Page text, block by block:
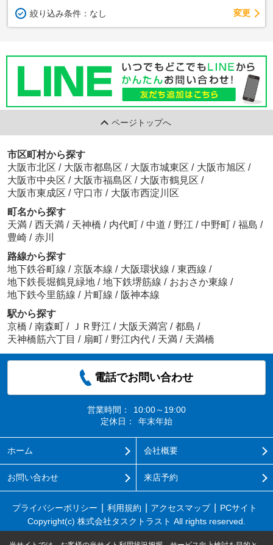
絞り込み条件： なし 変更
ページトップへ
市区町村から探す
大阪市北区 / 大阪市都島区 / 大阪市城東区 / 大阪市旭区 /
大阪市中央区 / 大阪市福島区 / 大阪市鶴見区 /
大阪市東成区 / 守口市 / 大阪市西淀川区
町名から探す
天満 / 西天満 / 天神橋 / 内代町 / 中道 / 野江 / 中野町 / 福島 /
豊崎 / 赤川
路線から探す
地下鉄谷町線 / 京阪本線 / 大阪環状線 / 東西線 /
地下鉄長堀鶴見緑地 / 地下鉄堺筋線 / おおさか東線 /
地下鉄今里筋線 / 片町線 / 阪神本線
駅から探す
京橋 / 南森町 / ＪＲ野江 / 大阪天満宮 / 都島 /
天神橋筋六丁目 / 扇町 / 野江内代 / 天満 / 天満橋
電話でお問い合わせ
営業時間：
10:00～19:00
定休日：
年末年始
ホーム 会社概要
お問い合わせ 来店予約
プライバシーポリシー 利用規約 アクセスマップ
PCサイト
Copyright(c) 株式会社タスクトラスト All rights reserved.